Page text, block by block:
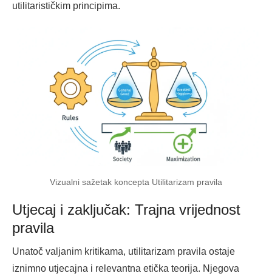
utilitarističkim principima.
Vizualni sažetak koncepta Utilitarizam pravila
Utjecaj i zaključak: Trajna vrijednost
pravila
Unatoč valjanim kritikama, utilitarizam pravila ostaje
iznimno utjecajna i relevantna etička teorija. Njegova